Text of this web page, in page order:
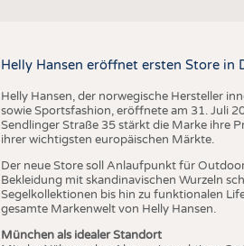
Helly Hansen eröffnet ersten Store in
Helly Hansen, der norwegische Hersteller
sowie Sportsfashion, eröffnete am 31. Juli
Sendlinger Straße 35 stärkt die Marke ihre
ihrer wichtigsten europäischen Märkte.
Der neue Store soll Anlaufpunkt für
Bekleidung mit skandinavischen Wurzeln
Segelkollektionen bis hin zu funktionalen
gesamte Markenwelt von Helly Hansen.
München als idealer Standort